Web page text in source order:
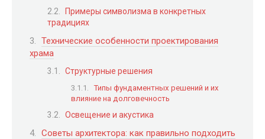
Примеры символизма в конкретных
традициях
Технические особенности проектирования
храма
Структурные решения
Типы фундаментных решений и их
влияние на долговечность
Освещение и акустика
Советы архитектора: как правильно подходить